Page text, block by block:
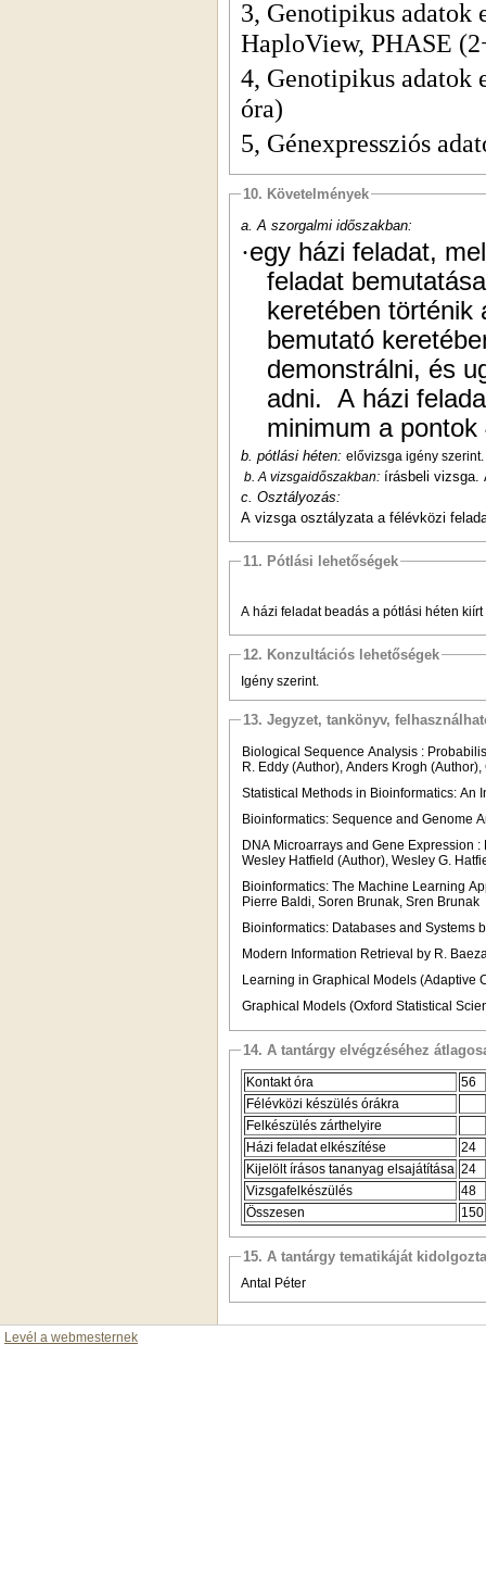
3, Genotipikus adatok
HaploView, PHASE
4, Genotipikus adatok
óra)
5, Génexpressziós
10. Követelmények
a. A szorgalmi időszakban:
·egy házi feladat,
feladat
keretében történik
bemutató
demonstrálni, és
adni. A házi
minimum a pontok
b. pótlási héten: elővizsga igény szerint.
b. A vizsgaidőszakban: írásbeli vizsga.
c. Osztályozás:
A vizsga osztályzata a félévközi
11. Pótlási lehetőségek
A házi feladat beadás a pótlási héten
12. Konzultációs lehetőségek
Igény szerint.
13. Jegyzet, tankönyv,
Biological Sequence Analysis :
R. Eddy (Author), Anders Krogh
Statistical Methods in Bioinformatics: An
Bioinformatics: Sequence and Genome
DNA Microarrays and Gene Expression
Wesley Hatfield (Author), Wesley G.
Bioinformatics: The Machine Learning
Pierre Baldi, Soren Brunak, Sren Brunak
Bioinformatics: Databases and Systems
Modern Information Retrieval by R.
Learning in Graphical Models (Adaptive
Graphical Models (Oxford Statistical
14. A tantárgy elvégzéséhez
Kontakt óra
56
Félévközi készülés órákra
Felkészülés zárthelyire
Házi feladat elkészítése
24
Kijelölt írásos tananyag elsajátítása 24
Vizsgafelkészülés
48
Összesen
150
15. A tantárgy tematikáját kidolgozta
Antal Péter
Levél a webmesternek